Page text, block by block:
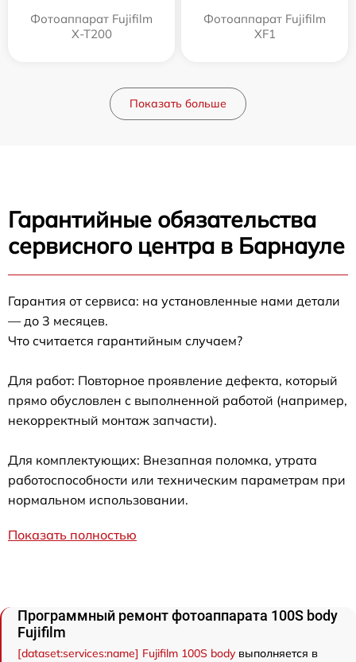
Фотоаппарат Fujifilm
X-T200
Фотоаппарат Fujifilm
XF1
Показать больше
Гарантийные обязательства
сервисного центра в Барнауле
Гарантия от сервиса: на установленные нами детали
— до 3 месяцев.
Что считается гарантийным случаем?
Для работ: Повторное проявление дефекта, который
прямо обусловлен с выполненной работой (например,
некорректный монтаж запчасти).
Для комплектующих: Внезапная поломка, утрата
работоспособности или техническим параметрам при
нормальном использовании.
Показать полностью
Программный ремонт фотоаппарата 100S body
Fujifilm
[dataset:services:name] Fujifilm 100S bodyвыполняется в